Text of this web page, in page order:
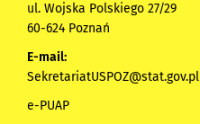
ul. Wojska Polskiego 27/29
60-624 Poznań
E-mail:
SekretariatUSPOZ@stat.gov.pl
e-PUAP